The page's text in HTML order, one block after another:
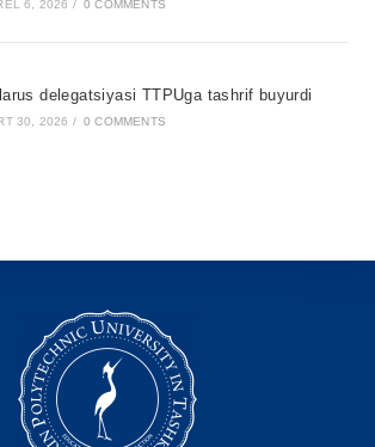
6, 2026 / 0 COMMENTS
delegatsiyasi TTPUga tashrif buyurdi
30, 2026 / 0 COMMENTS